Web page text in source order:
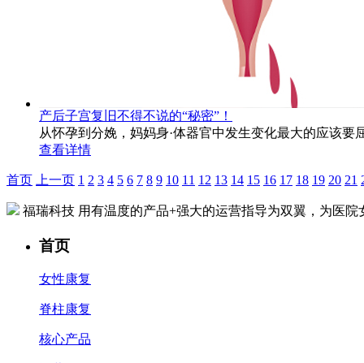
产后子宫复旧不得不说的“秘密”！
从怀孕到分娩，妈妈身·体器官中发生变化最大的应该要
查看详情
首页 上一页 1 2 3 4 5 6 7 8 9 10 11 12 13 14 15 16 17 18 19 20 21
福瑞科技 用有温度的产品+强大的运营指导为双翼，为医
首页
女性康复
脊柱康复
核心产品